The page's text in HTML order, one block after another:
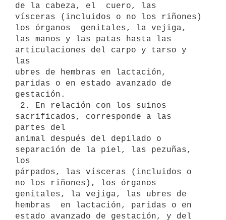
de la cabeza, el  cuero, las
vísceras (incluidos o no los riñones)
los órganos  genitales, la vejiga,
las manos y las patas hasta las
articulaciones del carpo y tarso y
las
ubres de hembras en lactación,
paridas o en estado avanzado de
gestación.
sacrificados, corresponde a las
partes del
animal después del depilado o
separación de la piel, las pezuñas,
los
párpados, las vísceras (incluidos o
no los riñones), los órganos
genitales, la vejiga, las ubres de
hembras  en lactación, paridas o en
estado avanzado de gestación, y del